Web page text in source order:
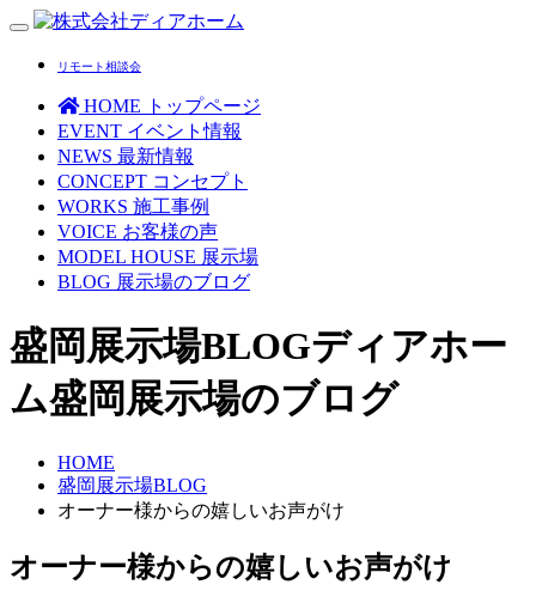
Toggle
リモート相談会
HOME
トップページ
EVENT イベント情報
NEWS 最新情報
CONCEPT コンセプト
WORKS 施工事例
VOICE お客様の声
MODEL HOUSE 展示場
BLOG 展示場のブログ
盛岡展示場BLOGディアホー
ム盛岡展示場のブログ
HOME
盛岡展示場BLOG
オーナー様からの嬉しいお声がけ
オーナー様からの嬉しいお声がけ